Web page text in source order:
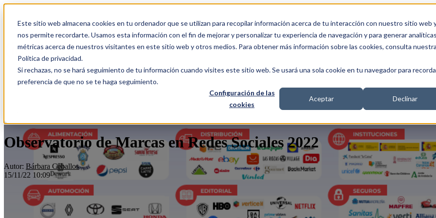
Este sitio web almacena cookies en tu ordenador que se utilizan para recopilar información acerca de tu interacción con nuestro sitio web
nos permite recordarte. Usamos esta información con el fin de mejorar y personalizar tu experiencia de navegación y para generar
métricas acerca de nuestros visitantes en este sitio web y otros medios. Para obtener más información sobre las cookies, consulta nuestra
Política de privacidad.
Si rechazas, no se hará seguimiento de tu información cuando visites este sitio web. Se usará una sola cookie en tu navegador para
preferencia de que no se te haga seguimiento.
Configuración de las
cookies
Aceptar Declinar
Show submenu for SERVICES SERVICES MANIFESTO HYBRID TEAM CASOS
CONTACTO
Observatorio de Marcas en Redes Sociales 2022
Autor: Bárbara Ceballos
15/11/22 10:09